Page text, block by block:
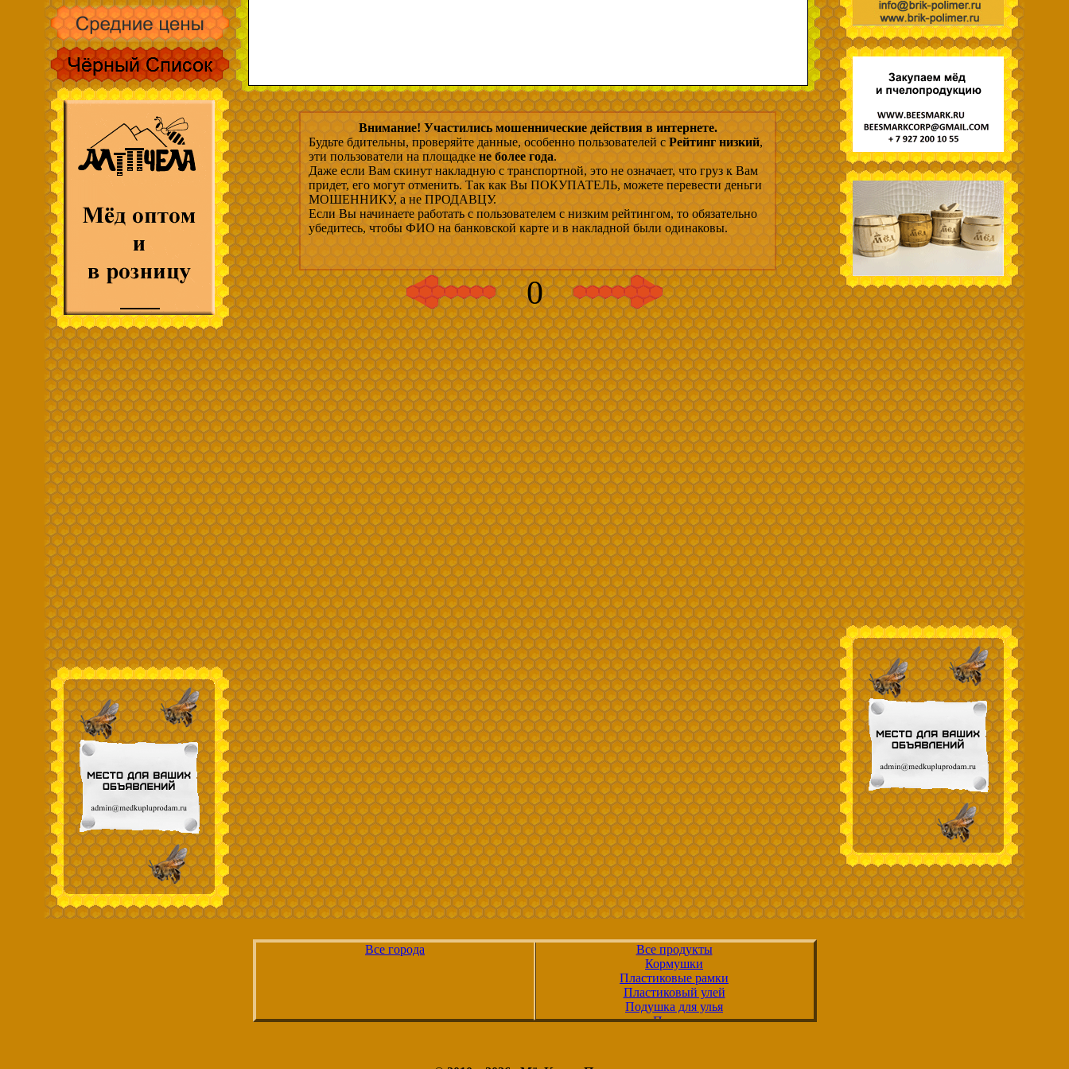
Внимание! Участились мошеннические действия в интернете.
Будьте бдительны, проверяйте данные, особенно пользователей с Рейтинг низкий,
эти пользователи на площадке не более года.
Даже если Вам скинут накладную с транспортной, это не означает, что груз к Вам
придет, его могут отменить. Так как Вы ПОКУПАТЕЛЬ, можете перевести деньги
МОШЕННИКУ, а не ПРОДАВЦУ.
Если Вы начинаете работать с пользователем с низким рейтингом, то обязательно
убедитесь, чтобы ФИО на банковской карте и в накладной были одинаковы.
0
Все города
Все продукты
Кормушки
Пластиковые рамки
Пластиковый улей
Подушка для улья
Поилки